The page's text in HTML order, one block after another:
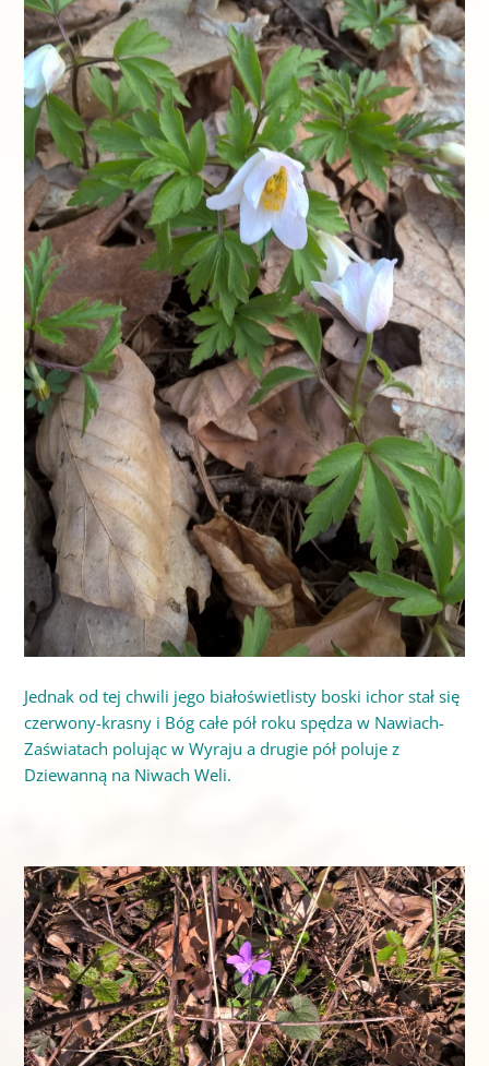
Jednak od tej chwili jego białoświetlisty boski ichor stał się
czerwony-krasny i Bóg całe pół roku spędza w Nawiach-
Zaświatach polując w Wyraju a drugie pół poluje z
Dziewanną na Niwach Weli.